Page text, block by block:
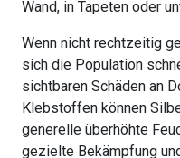
Wand, in Tapeten oder
Wenn nicht rechtzeitig
sich die Population
sichtbaren Schäden an
Klebstoffen können
generelle überhöhte
gezielte Bekämpfung